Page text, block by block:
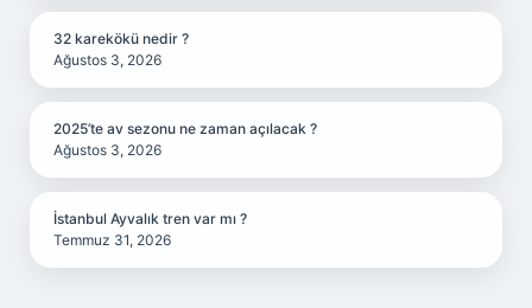
32 karekökü nedir ?
Ağustos 3, 2026
2025’te av sezonu ne zaman açılacak ?
Ağustos 3, 2026
İstanbul Ayvalık tren var mı ?
Temmuz 31, 2026